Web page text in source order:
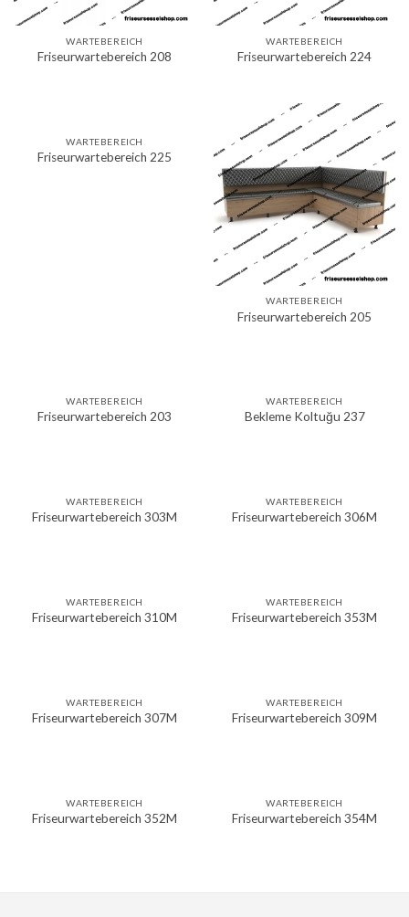
WARTEBEREICH
Friseurwartebereich 208
WARTEBEREICH
Friseurwartebereich 224
WARTEBEREICH
Friseurwartebereich 225
WARTEBEREICH
Friseurwartebereich 205
WARTEBEREICH
Friseurwartebereich 203
WARTEBEREICH
Bekleme Koltuğu 237
WARTEBEREICH
Friseurwartebereich 303M
WARTEBEREICH
Friseurwartebereich 306M
WARTEBEREICH
Friseurwartebereich 310M
WARTEBEREICH
Friseurwartebereich 353M
WARTEBEREICH
Friseurwartebereich 307M
WARTEBEREICH
Friseurwartebereich 309M
WARTEBEREICH
Friseurwartebereich 352M
WARTEBEREICH
Friseurwartebereich 354M